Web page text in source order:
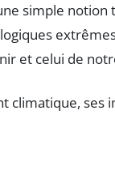
simple
et celui de